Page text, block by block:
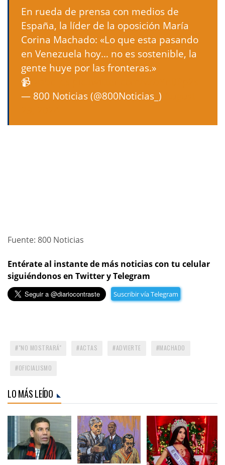
En rueda de prensa con medios de
España, la líder de la oposición María
Corina Machado: «Lo que esta pasando
en Venezuela hoy… no es sostenible, la
gente huye por las fronteras.»
📹
— 800 Noticias (@800Noticias_)
Fuente: 800 Noticias
Entérate al instante de más noticias con tu celular
siguiéndonos en Twitter y Telegram
Suscribir vía Telegram
"NO MOSTRARÁ" ACTAS ADVIERTE MACHADO
OFICIALISMO
LO MÁS LEÍDO